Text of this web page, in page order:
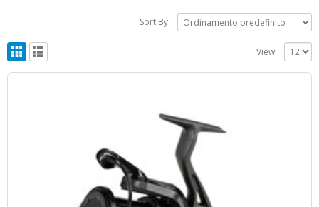
Sort By:
View: